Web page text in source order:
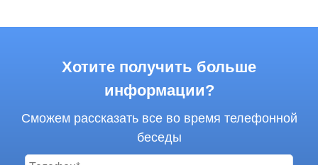
Хотите получить больше
информации?
Сможем рассказать все во время телефонной
беседы